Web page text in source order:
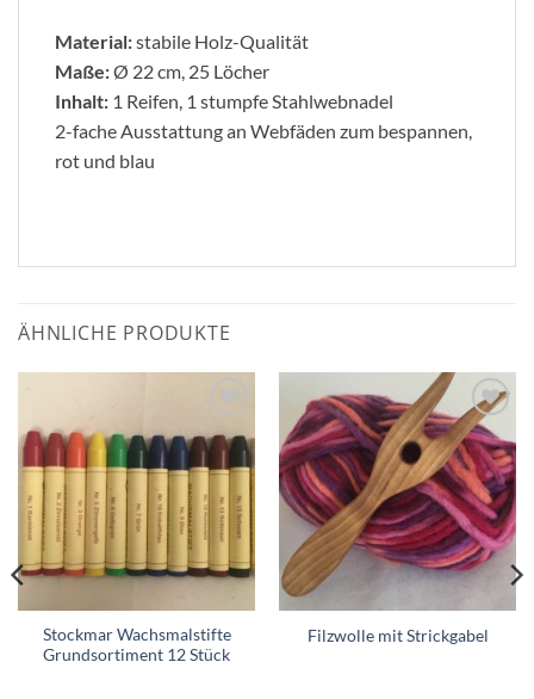
Material:stabile Holz-Qualität
Maße:Ø 22 cm, 25 Löcher
Inhalt: 1 Reifen, 1 stumpfe Stahlwebnadel
2-fache Ausstattung an Webfäden zum bespannen,
rot und blau
ÄHNLICHE PRODUKTE
Zum
Wunschzettel
hinzufügen
Stockmar Wachsmalstifte
Grundsortiment 12 Stück
Zum
Wunschzettel
hinzufügen
Filzwolle mit Strickgabel